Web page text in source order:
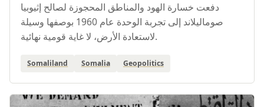
دفعت خسارة الهود والمناطق المحجوزة لصالح إثيوبيا
صوماليلاند إلى تجربة الوحدة عام 1960 بوصفها وسيلة
لاستعادة الأرض، لا غاية قومية نهائية.
Somaliland Somalia Geopolitics